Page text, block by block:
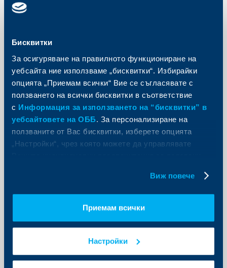
Бисквитки
За осигуряване на правилното функциониране на
уебсайта ние използваме „бисквитки“. Избирайки
опцията „Приемам всички“ Вие се съгласявате с
ползването на всички бисквитки в съответствие
с Информация за използването на “бисквитки” в
уебсайтовете на ОББ. За персонализиране на
ползваните от Вас бисквитки, изберете опцията
„Настройки“, чрез която можете да управлявате
Виж повече
Приемам всички
Настройки
ОББ стартира изпращането на
регулярни отчети към своите
клиенти с финансови инструменти
29 април 2021
ОББ се включва в инициативата
„Ден за акции“ 2021
клиенти на ОББ, ще могат да направят покупко-